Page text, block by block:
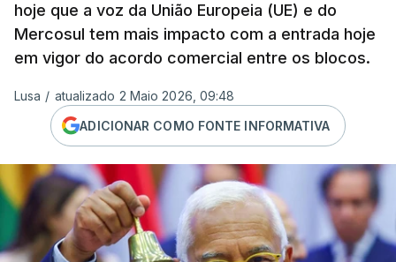
hoje que a voz da União Europeia (UE) e do
Mercosul tem mais impacto com a entrada hoje
em vigor do acordo comercial entre os blocos.
Lusa / atualizado 2 Maio 2026, 09:48
ADICIONAR COMO FONTE INFORMATIVA